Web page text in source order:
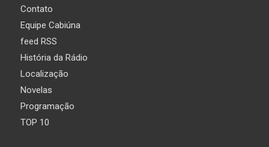
Contato
Equipe Cabiúna
feed RSS
História da Rádio
Localização
Novelas
Programação
TOP 10